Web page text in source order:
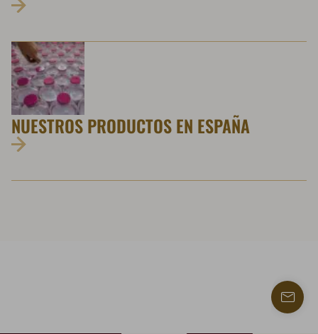
NUESTROS PRODUCTOS EN ESPAÑA